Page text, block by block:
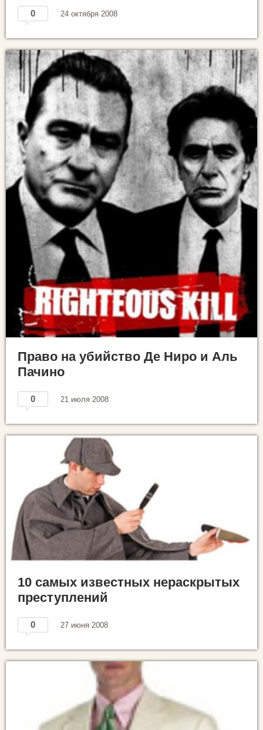
0 24 октября 2008
Право на убийство Де Ниро и Аль
Пачино
0 21 июля 2008
10 самых известных нераскрытых
преступлений
0 27 июня 2008